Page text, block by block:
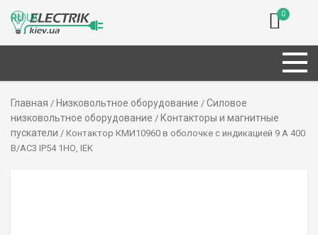
0
Главная / Низковольтное оборудование / Силовое
низковольтное оборудование / Контакторы и магнитные
пускатели / Контактор КМИ10960 в оболочке с индикацией 9 А 400
В/AC3 IP54 1НО, IEK
RUUK